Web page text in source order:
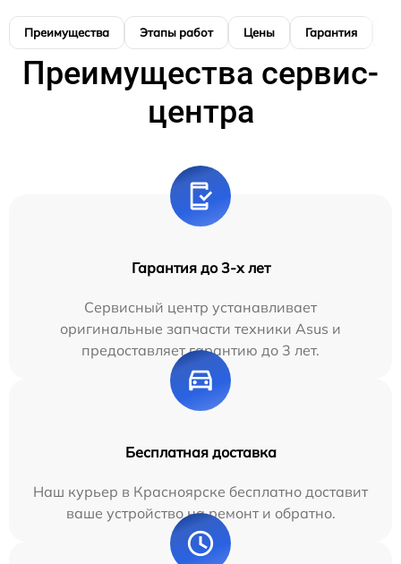
Преимущества Этапы работ Цены Гарантия
Преимущества сервис-
центра
Гарантия до 3-х лет
Сервисный центр устанавливает
оригинальные запчасти техники Asus и
предоставляет гарантию до 3 лет.
Бесплатная доставка
Наш курьер в Красноярске бесплатно доставит
ваше устройство на ремонт и обратно.